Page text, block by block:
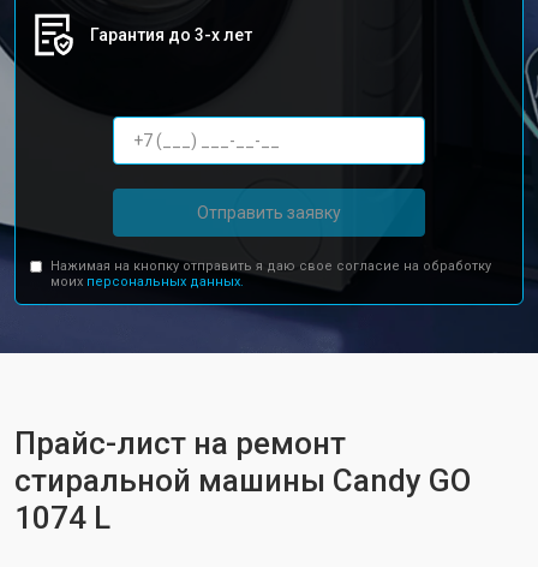
Гарантия до 3-х лет
Отправить заявку
Нажимая на кнопку отправить я даю свое согласие на обработку
моих персональных данных.
Прайс-лист на ремонт
стиральной машины Candy GO
1074 L